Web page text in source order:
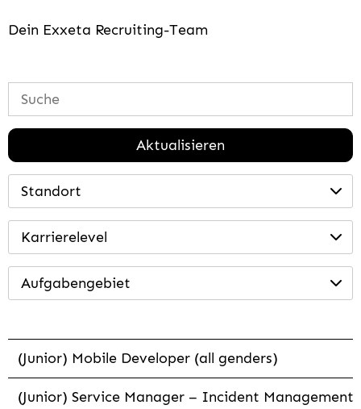
Dein Exxeta Recruiting-Team
Aktualisieren
Standort
Karrierelevel
Aufgabengebiet
(Junior) Mobile Developer (all genders)
(Junior) Service Manager – Incident Management